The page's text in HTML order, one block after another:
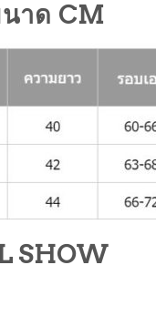
าด CM
SHOW